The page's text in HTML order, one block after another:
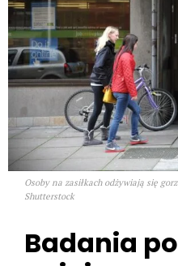
Osoby na zasiłkach odżywiają się
Shutterstock
Badania